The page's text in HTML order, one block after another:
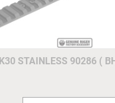
STAINLESS 90286 (